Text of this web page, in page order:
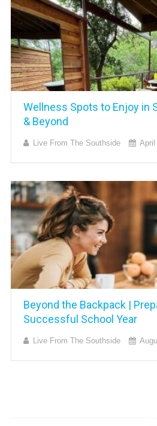
Wellness Spots to Enjoy in
& Beyond
Live From The Southside April
Beyond the Backpack |
Successful School Year
Live From The Southside